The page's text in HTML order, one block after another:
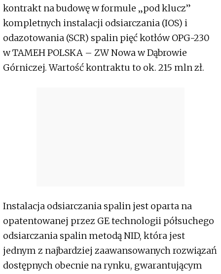
kontrakt na budowę w formule „pod klucz”
kompletnych instalacji odsiarczania (IOS) i
odazotowania (SCR) spalin pięć kotłów OPG-230
w TAMEH POLSKA – ZW Nowa w Dąbrowie
Górniczej. Wartość kontraktu to ok. 215 mln zł.
Instalacja odsiarczania spalin jest oparta na
opatentowanej przez GE technologii półsuchego
odsiarczania spalin metodą NID, która jest
jednym z najbardziej zaawansowanych rozwiązań
dostępnych obecnie na rynku, gwarantującym